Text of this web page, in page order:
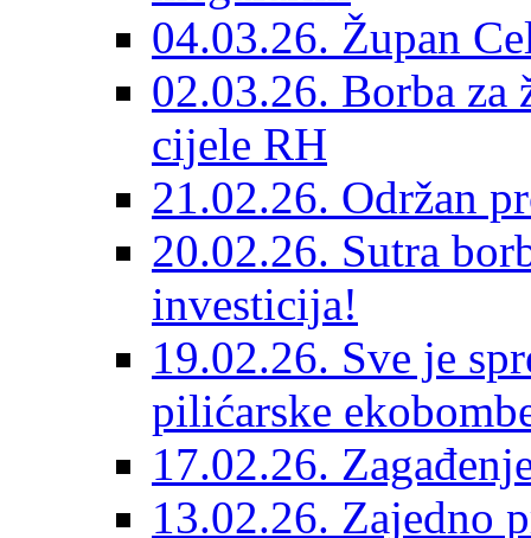
04.03.26. Župan
02.03.26. Borba za
cijele RH
21.02.26. Održan
20.02.26. Sutra
investicija!
19.02.26. Sve je
pilićarske
17.02.26.
13.02.26. Zajedno